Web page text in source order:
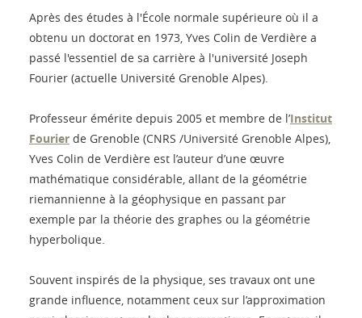
Après des études à l'École normale supérieure où il a
obtenu un doctorat en 1973, Yves Colin de Verdière a
passé l'essentiel de sa carrière à l'université Joseph
Fourier (actuelle Université Grenoble Alpes).
Professeur émérite depuis 2005 et membre de l’Institut
Fourier de Grenoble (CNRS /Université Grenoble Alpes),
Yves Colin de Verdière est l’auteur d’une œuvre
mathématique considérable, allant de la géométrie
riemannienne à la géophysique en passant par
exemple par la théorie des graphes ou la géométrie
hyperbolique.
Souvent inspirés de la physique, ses travaux ont une
grande influence, notamment ceux sur l’approximation